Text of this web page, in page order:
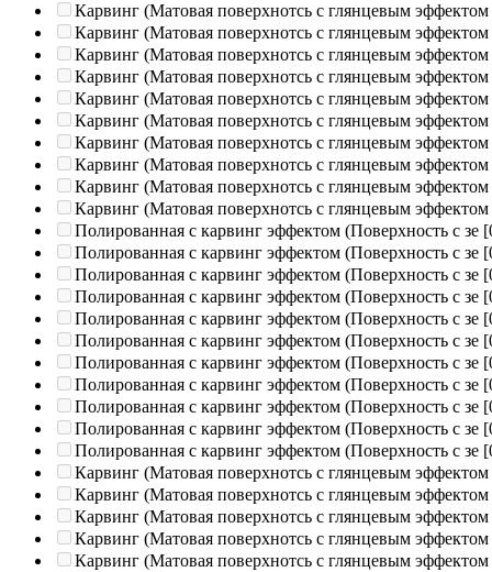
Карвинг (Матовая поверхнотсь с глянцевым эффектом
Карвинг (Матовая поверхнотсь с глянцевым эффектом
Карвинг (Матовая поверхнотсь с глянцевым эффектом
Карвинг (Матовая поверхнотсь с глянцевым эффектом
Карвинг (Матовая поверхнотсь с глянцевым эффектом
Карвинг (Матовая поверхнотсь с глянцевым эффектом
Карвинг (Матовая поверхнотсь с глянцевым эффектом
Карвинг (Матовая поверхнотсь с глянцевым эффектом
Карвинг (Матовая поверхнотсь с глянцевым эффектом
Карвинг (Матовая поверхнотсь с глянцевым эффектом
Полированная c карвинг эффектом (Поверхность с зе
Полированная c карвинг эффектом (Поверхность с зе
Полированная c карвинг эффектом (Поверхность с зе
Полированная c карвинг эффектом (Поверхность с зе
Полированная c карвинг эффектом (Поверхность с зе
Полированная c карвинг эффектом (Поверхность с зе
Полированная c карвинг эффектом (Поверхность с зе
Полированная c карвинг эффектом (Поверхность с зе
Полированная c карвинг эффектом (Поверхность с зе
Полированная c карвинг эффектом (Поверхность с зе
Полированная c карвинг эффектом (Поверхность с зе
Карвинг (Матовая поверхнотсь с глянцевым эффектом
Карвинг (Матовая поверхнотсь с глянцевым эффектом
Карвинг (Матовая поверхнотсь с глянцевым эффектом
Карвинг (Матовая поверхнотсь с глянцевым эффектом
Карвинг (Матовая поверхнотсь с глянцевым эффектом